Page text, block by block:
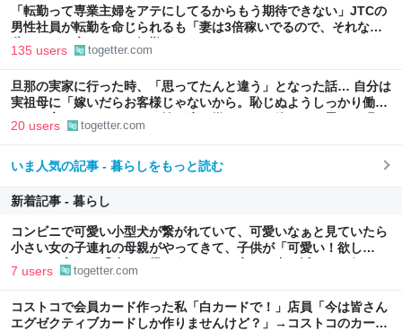
「転勤って専業主婦をアテにしてるからもう期待できない」JTCの
男性社員が転勤を命じられるも「妻は3倍稼いでるので、それなら
辞める」と言ったら、転勤がなくなった
135 users togetter.com
旦那の実家に行った時、「思ってたんと違う」となった話… 自分は
実祖母に「嫁いだらお客様じゃないから。恥じぬようしっかり働
け」と言われていたので、嫁ぎ先で嫌われたら終わりと思い、張り
切っていた
20 users togetter.com
いま人気の記事 - 暮らしをもっと読む
新着記事 - 暮らし
コンビニで可愛い小型犬が繋がれていて、可愛いなぁと見ていたら
小さい女の子連れの母親がやってきて、子供が「可愛い！欲し
い！」と言うと「連れて帰ろうか？」と言って犬に近づいて行った
7 users togetter.com
コストコで会員カード作った私「白カードで！」店員「今は皆さん
エグゼクティブカードしか作りませんけど？」→コストコのカード